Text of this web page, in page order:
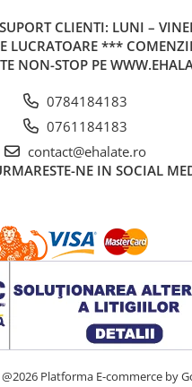
SUPORT CLIENTI: LUNI –
LUCRATOARE ***
NON-STOP PE
0784184183
0761184183
contact@ehalate.ro
NE IN SOCIAL
Platforma E-commerce by